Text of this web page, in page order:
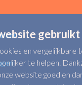
gebruikt
en vergelijkbare
te helpen.
website goed en